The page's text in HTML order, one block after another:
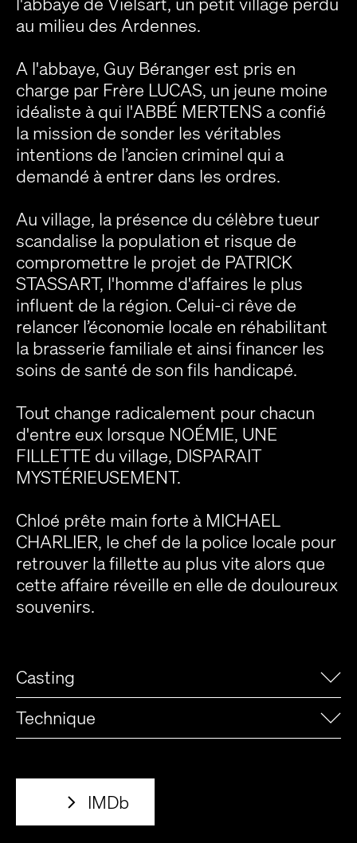
au milieu des Ardennes.
A l'abbaye, Guy Béranger est pris en
charge par Frère LUCAS, un jeune moine
idéaliste à qui l'ABBÉ MERTENS a confié
la mission de sonder les véritables
intentions de l’ancien criminel qui a
demandé à entrer dans les ordres.
Au village, la présence du célèbre tueur
scandalise la population et risque de
compromettre le projet de PATRICK
STASSART, l'homme d'affaires le plus
influent de la région. Celui-ci rêve de
relancer l’économie locale en réhabilitant
la brasserie familiale et ainsi financer les
soins de santé de son fils handicapé.
Tout change radicalement pour chacun
d'entre eux lorsque NOÉMIE, UNE
FILLETTE du village, DISPARAIT
MYSTÉRIEUSEMENT.
Chloé prête main forte à MICHAEL
CHARLIER, le chef de la police locale pour
retrouver la fillette au plus vite alors que
cette affaire réveille en elle de douloureux
souvenirs.
Casting
Technique
IMDb